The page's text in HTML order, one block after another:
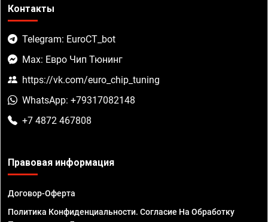
Контакты
Telegram: EuroCT_bot
Max: Евро Чип Тюнинг
https://vk.com/euro_chip_tuning
WhatsApp: +79317082148
+7 4872 467808
Правовая информация
Договор-Оферта
Политика Конфиденциальности. Согласие На Обработку